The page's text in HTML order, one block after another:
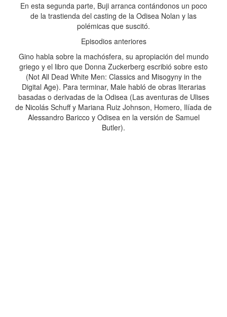
En esta segunda parte, Buji arranca contándonos un poco
de la trastienda del casting de la Odisea Nolan y las
polémicas que suscitó.
Episodios anteriores
Gino habla sobre la machósfera, su apropiación del mundo
griego y el libro que Donna Zuckerberg escribió sobre esto
(Not All Dead White Men: Classics and Misogyny in the
Digital Age). Para terminar, Male habló de obras literarias
basadas o derivadas de la Odisea (Las aventuras de Ulises
de Nicolás Schuff y Mariana Ruiz Johnson, Homero, Ilíada de
Alessandro Baricco y Odisea en la versión de Samuel
Butler).